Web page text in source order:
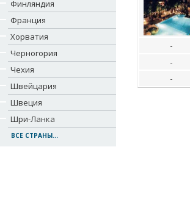
Финляндия
Франция
Хорватия
Черногория
Чехия
Швейцария
Швеция
Шри-Ланка
ВСЕ СТРАНЫ...
-
-
-